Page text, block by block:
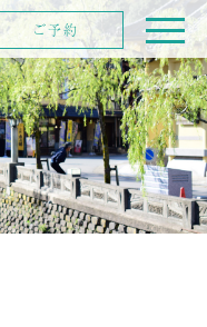
ご予約